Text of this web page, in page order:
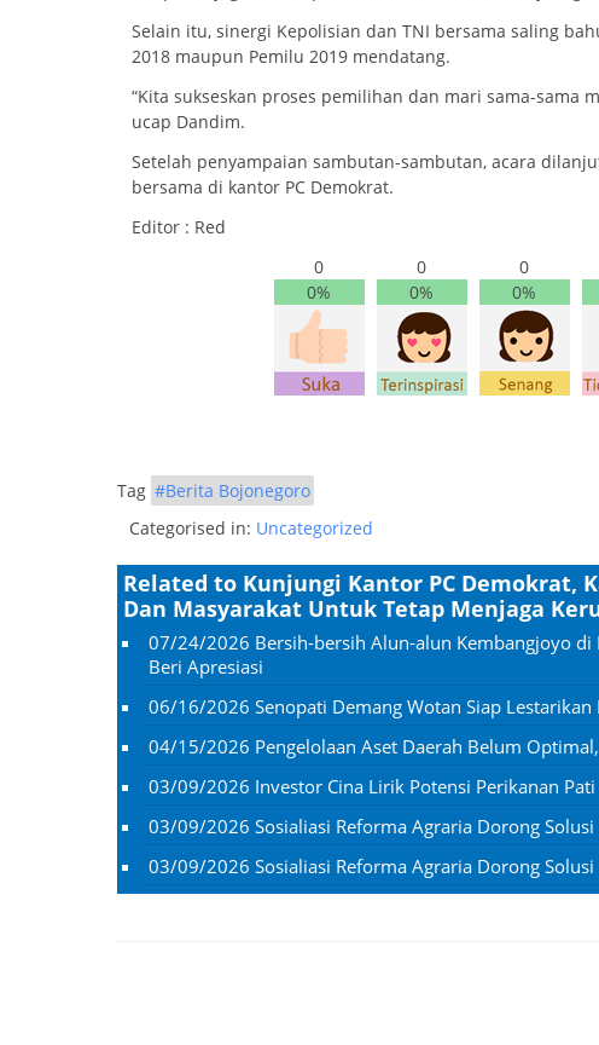
Selain itu, sinergi Kepolisian dan TNI bersama saling
2018 maupun Pemilu 2019 mendatang.
“Kita sukseskan proses pemilihan dan mari sama-sama
ucap Dandim.
Setelah penyampaian sambutan-sambutan, acara
bersama di kantor PC Demokrat.
Editor : Red
0
0%
0
0%
0
0%
Tag #Berita Bojonegoro
Categorised in: Uncategorized
Related to Kunjungi Kantor PC Demokrat,
Dan Masyarakat Untuk Tetap Menjaga
07/24/2026 Bersih-bersih Alun-alun Kembangjoyo
Beri Apresiasi
06/16/2026 Senopati Demang Wotan Siap
04/15/2026 Pengelolaan Aset Daerah Belum
03/09/2026 Investor Cina Lirik Potensi Perikanan Pati
03/09/2026 Sosialiasi Reforma Agraria Dorong
03/09/2026 Sosialiasi Reforma Agraria Dorong